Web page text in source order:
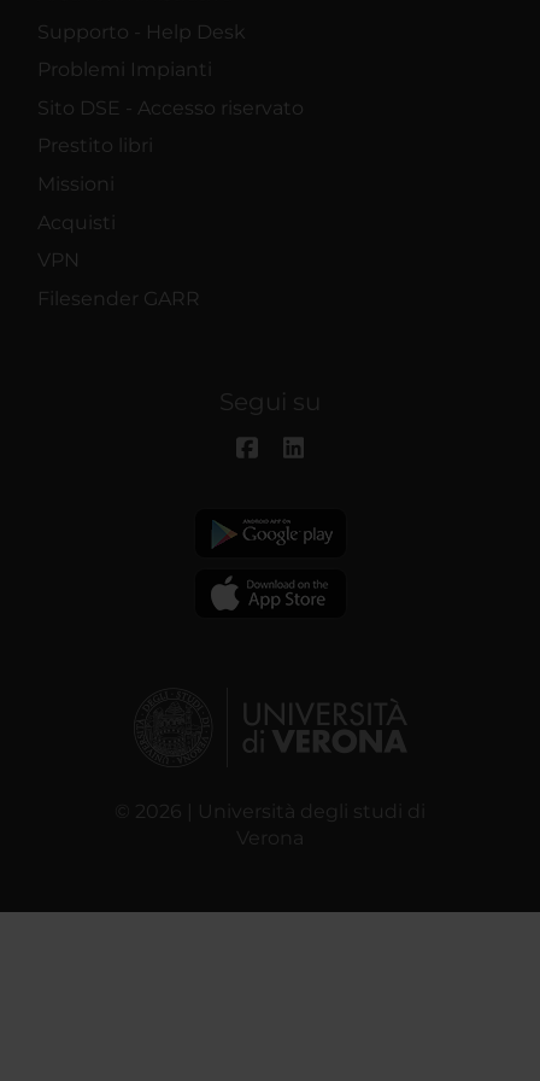
Supporto - Help Desk
Problemi Impianti
Sito DSE - Accesso riservato
Prestito libri
Missioni
Acquisti
VPN
Filesender GARR
Segui su
© 2026 | Università degli studi di
Verona